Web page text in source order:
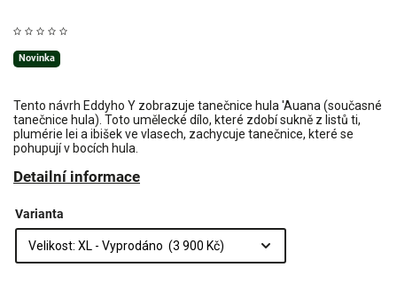
Novinka
Tento návrh Eddyho Y zobrazuje tanečnice hula 'Auana (současné
tanečnice hula). Toto umělecké dílo, které zdobí sukně z listů ti,
plumérie lei a ibišek ve vlasech, zachycuje tanečnice, které se
pohupují v bocích hula.
Detailní informace
Varianta